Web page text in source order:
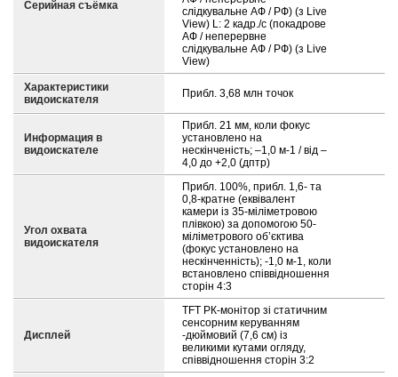
Серийная съёмка
слідкувальне АФ / РФ) (з Live
View) L: 2 кадр./с (покадрове
АФ / неперервне
слідкувальне АФ / РФ) (з Live
View)
Характеристики
видоискателя
Прибл. 3,68 млн точок
Информация в
видоискателе
Прибл. 21 мм, коли фокус
установлено на
нескінченість; –1,0 м-1 / від –
4,0 до +2,0 (дптр)
Угол охвата
видоискателя
Прибл. 100%, прибл. 1,6- та
0,8-кратне (еквівалент
камери із 35-міліметровою
плівкою) за допомогою 50-
міліметрового об’єктива
(фокус установлено на
нескінченність); -1,0 м-1, коли
встановлено співвідношення
сторін 4:3
Дисплей
TFT РК-монітор зі статичним
сенсорним керуванням
-дюймовий (7,6 см) із
великими кутами огляду,
співвідношення сторін 3:2